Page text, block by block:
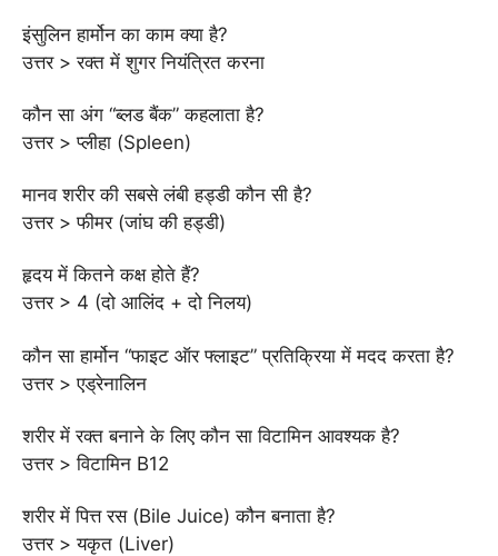
इंसुलिन हार्मोन का काम क्या है?
उत्तर > रक्त में शुगर नियंत्रित करना
कौन सा अंग “ब्लड बैंक” कहलाता है?
उत्तर > प्लीहा (Spleen)
मानव शरीर की सबसे लंबी हड्डी कौन सी है?
उत्तर > फीमर (जांघ की हड्डी)
हृदय में कितने कक्ष होते हैं?
उत्तर > 4 (दो आलिंद + दो निलय)
कौन सा हार्मोन “फाइट ऑर फ्लाइट” प्रतिक्रिया में मदद करता है?
उत्तर > एड्रेनालिन
शरीर में रक्त बनाने के लिए कौन सा विटामिन आवश्यक है?
उत्तर > विटामिन B12
शरीर में पित्त रस (Bile Juice) कौन बनाता है?
उत्तर > यकृत (Liver)